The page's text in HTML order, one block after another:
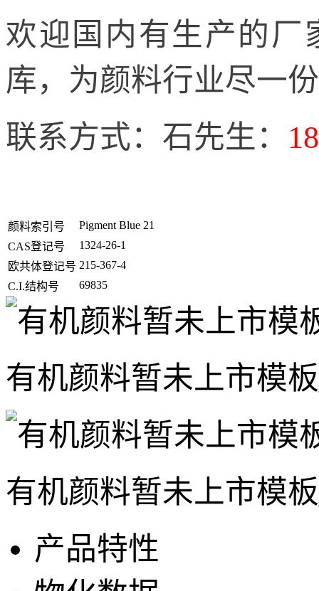
欢迎国内有生产的厂
库，为颜料行业尽一
联系方式：石先生：
颜料索引号
Pigment Blue 21
CAS登记号
1324-26-1
欧共体登记号 215-367-4
C.I.结构号
69835
有机颜料暂未上市模
有机颜料暂未上市模
产品特性